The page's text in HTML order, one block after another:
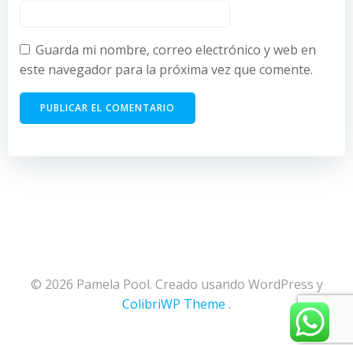
Guarda mi nombre, correo electrónico y web en
este navegador para la próxima vez que comente.
© 2026 Pamela Pool. Creado usando WordPress y
ColibriWP Theme .